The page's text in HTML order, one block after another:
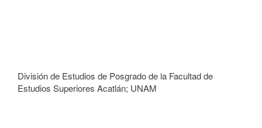
División de Estudios de Posgrado de la Facultad de
Estudios Superiores Acatlán; UNAM